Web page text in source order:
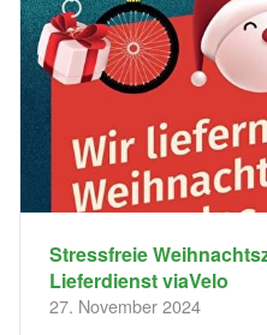
Stressfreie
Lieferdienst viaVelo
27. November 2024